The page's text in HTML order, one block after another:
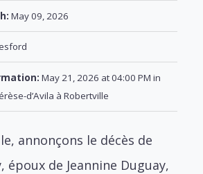
May 09, 2026
May 21, 2026 at 04:00 PM in
d’Avila à Robertville
annonçons le décès de
époux de Jeannine Duguay,